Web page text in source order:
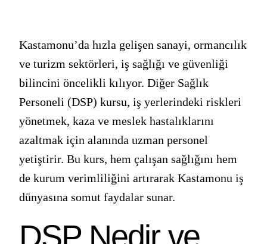
Kastamonu’da hızla gelişen sanayi, ormancılık
ve turizm sektörleri, iş sağlığı ve güvenliği
bilincini öncelikli kılıyor. Diğer Sağlık
Personeli (DSP) kursu, iş yerlerindeki riskleri
yönetmek, kaza ve meslek hastalıklarını
azaltmak için alanında uzman personel
yetiştirir. Bu kurs, hem çalışan sağlığını hem
de kurum verimliliğini artırarak Kastamonu iş
dünyasına somut faydalar sunar.
DSP Nedir ve